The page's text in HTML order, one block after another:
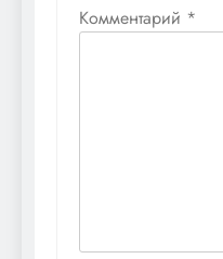
Комментарий *